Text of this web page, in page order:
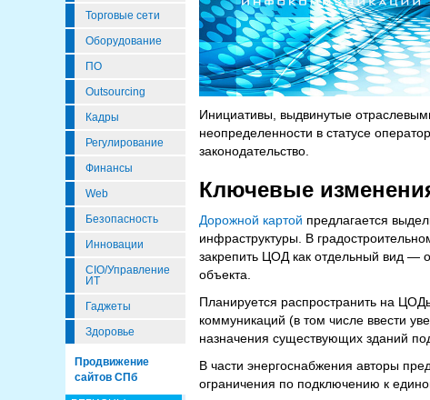
Торговые сети
Оборудование
ПО
Outsourcing
Кадры
Регулирование
Финансы
Web
Безопасность
Инновации
CIO/Управление
ИТ
Гаджеты
Здоровье
Продвижение
сайтов СПб
Инициативы, выдвинутые
неопределенности в статусе
законодательство.
Ключевые
Дорожной картой предлагается
инфраструктуры. В
закрепить ЦОД как отдельный вид —
объекта.
Планируется распространить на
коммуникаций (в том числе ввести
назначения существующих зданий
В части энергоснабжения авторы
ограничения по подключению к